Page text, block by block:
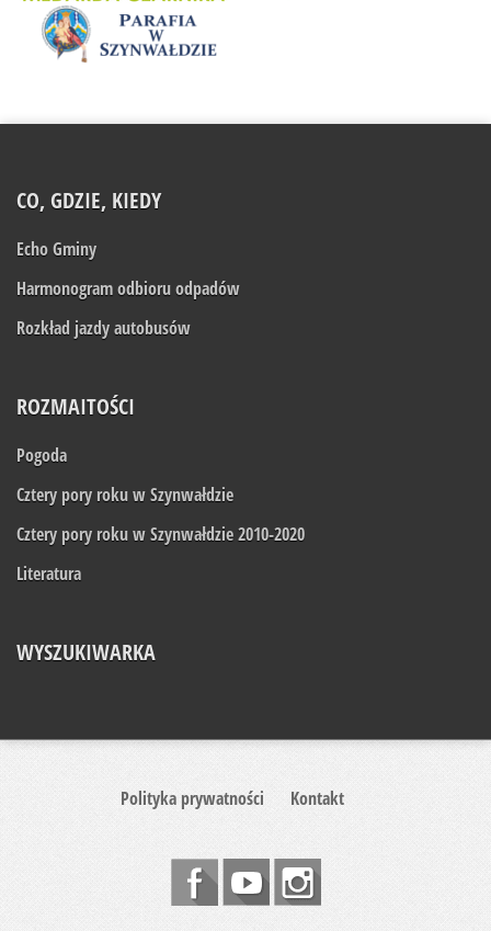
CO, GDZIE, KIEDY
Echo Gminy
Harmonogram odbioru odpadów
Rozkład jazdy autobusów
ROZMAITOŚCI
Pogoda
Cztery pory roku w Szynwałdzie
Cztery pory roku w Szynwałdzie 2010-2020
Literatura
WYSZUKIWARKA
Polityka prywatności Kontakt